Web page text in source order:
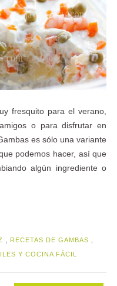
fresquito para el verano,
o para disfrutar en
es sólo una variante
podemos hacer, así que
algún ingrediente o
RECETAS DE GAMBAS
Y COCINA FÁCIL